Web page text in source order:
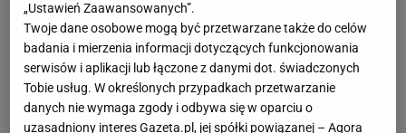
Stacja 7 Szymona Hołowni. W trakcie studiów
często organizowała działanie biura prasowego
podczas różnych wydarzeń, gdzie tworzyła
fotorelacje oraz reportaże. Dla Gazeta.pl pisze od
maja 2022 roku.
„Ustawień Zaawansowanych”.
Twoje dane osobowe mogą być przetwarzane także do celów
badania i mierzenia informacji dotyczących funkcjonowania
serwisów i aplikacji lub łączone z danymi dot. świadczonych
Tobie usług. W określonych przypadkach przetwarzanie
danych nie wymaga zgody i odbywa się w oparciu o
uzasadniony interes Gazeta.pl, jej spółki powiązanej – Agora